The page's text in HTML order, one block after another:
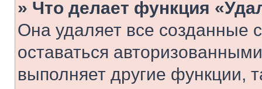
» Что делает функция
Она удаляет все созданные
оставаться
выполняет другие функции,